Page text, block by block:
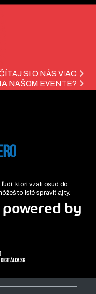
SI O NÁS VIAC
NAŠOM EVENTE?
ľudí, ktorí vzali osud do
to isté spraviť aj ty.
Digitálka.sk